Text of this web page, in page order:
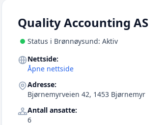
Quality Accounting AS
Status i Brønnøysund: Aktiv
Nettside:
Åpne nettside
Adresse:
Bjørnemyrveien 42, 1453 Bjørnemyr
Antall ansatte:
6